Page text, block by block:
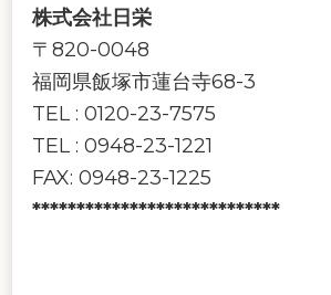
株式会社日栄
〒820-0048
福岡県飯塚市蓮台寺68-3
TEL : 0120-23-7575
TEL : 0948-23-1221
FAX: 0948-23-1225
****************************